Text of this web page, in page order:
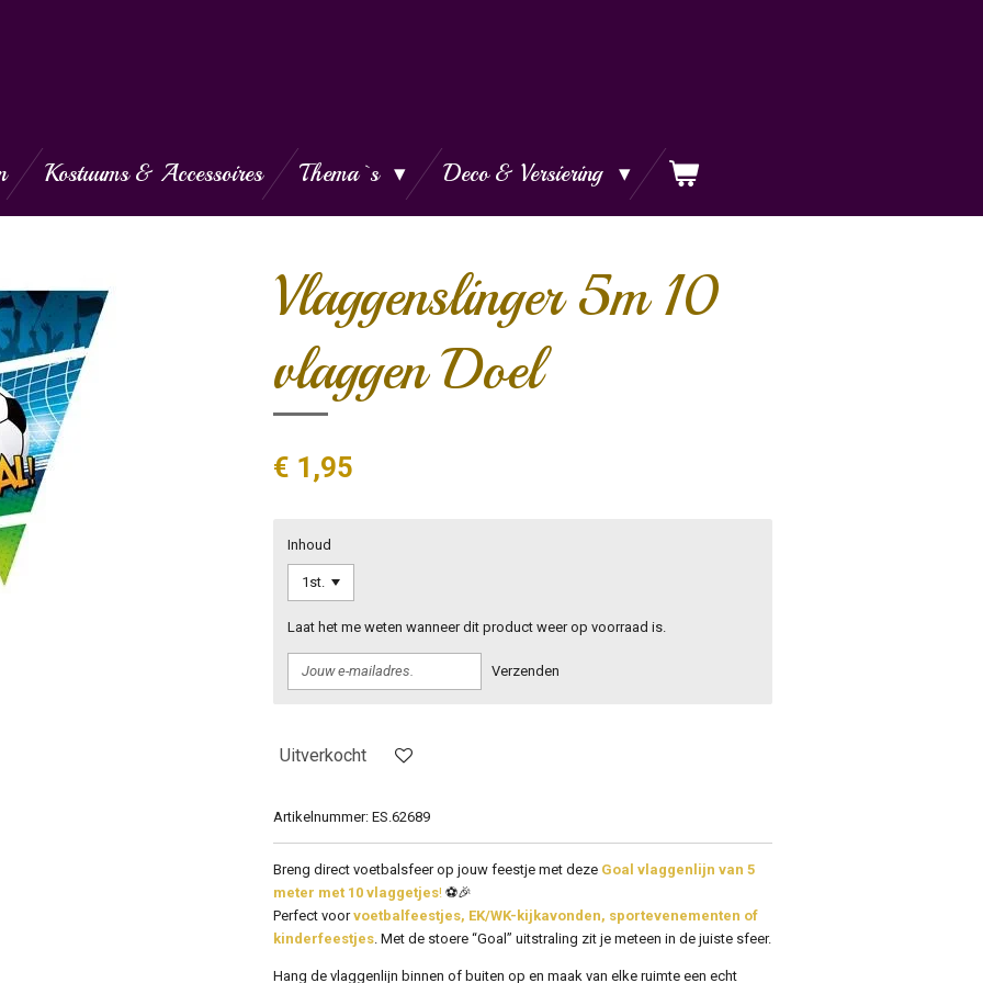
Kostuums & Accessoires Thema`s Deco & Versiering
Vlaggenslinger 5m 10
vlaggen Doel
€ 1,95
Inhoud
Laat het me weten wanneer dit product weer op voorraad is.
Verzenden
Uitverkocht
Artikelnummer: ES.62689
Breng direct voetbalsfeer op jouw feestje met deze Goal vlaggenlijn van 5
meter met 10 vlaggetjes! ⚽🎉
Perfect voorvoetbalfeestjes, EK/WK-kijkavonden, sportevenementen of
kinderfeestjes. Met de stoere “Goal” uitstraling zit je meteen in de juiste sfeer.
Hang de vlaggenlijn binnen of buiten op en maak van elke ruimte een echt